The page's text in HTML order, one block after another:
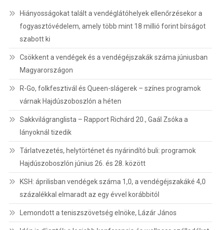
Hiányosságokat talált a vendéglátóhelyek ellenőrzésekor a
fogyasztóvédelem, amely több mint 18 millió forint bírságot
szabott ki
Csökkent a vendégek és a vendégéjszakák száma júniusban
Magyarországon
R-Go, folkfesztivál és Queen-slágerek – színes programok
várnak Hajdúszoboszlón a héten
Sakkvilágranglista – Rapport Richárd 20., Gaál Zsóka a
lányoknál tizedik
Tárlatvezetés, helytörténet és nyárindító buli: programok
Hajdúszoboszlón június 26. és 28. között
KSH: áprilisban vendégek száma 1,0, a vendégéjszakáké 4,0
százalékkal elmaradt az egy évvel korábbitól
Lemondott a teniszszövetség elnöke, Lázár János